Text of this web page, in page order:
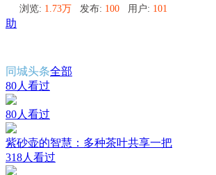
浏览: 1.73万 发布: 100 用户: 101
助
同城头条全部
80人看过
80人看过
紫砂壶的智慧：多种茶叶共享一把
318人看过